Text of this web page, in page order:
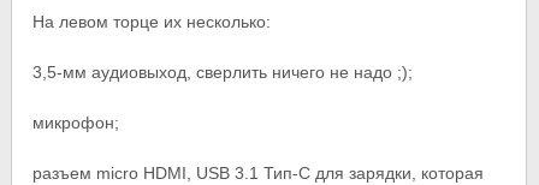
На левом торце их несколько:
3,5-мм аудиовыход, сверлить ничего не надо ;);
микрофон;
разъем micro HDMI, USB 3.1 Тип-C для зарядки, которая